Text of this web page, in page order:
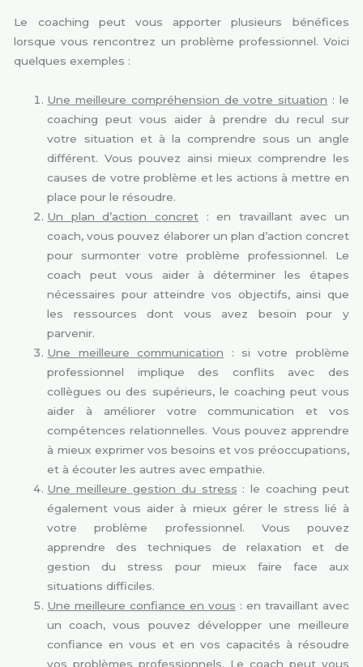
Le coaching peut vous apporter plusieurs bénéfices
lorsque vous rencontrez un problème professionnel. Voici
quelques exemples :
Une meilleure compréhension de votre situation : le
coaching peut vous aider à prendre du recul sur
votre situation et à la comprendre sous un angle
différent. Vous pouvez ainsi mieux comprendre les
causes de votre problème et les actions à mettre en
place pour le résoudre.
Un plan d’action concret : en travaillant avec un
coach, vous pouvez élaborer un plan d’action concret
pour surmonter votre problème professionnel. Le
coach peut vous aider à déterminer les étapes
nécessaires pour atteindre vos objectifs, ainsi que
les ressources dont vous avez besoin pour y
parvenir.
Une meilleure communication : si votre problème
professionnel implique des conflits avec des
collègues ou des supérieurs, le coaching peut vous
aider à améliorer votre communication et vos
compétences relationnelles. Vous pouvez apprendre
à mieux exprimer vos besoins et vos préoccupations,
et à écouter les autres avec empathie.
Une meilleure gestion du stress : le coaching peut
également vous aider à mieux gérer le stress lié à
votre problème professionnel. Vous pouvez
apprendre des techniques de relaxation et de
gestion du stress pour mieux faire face aux
situations difficiles.
Une meilleure confiance en vous : en travaillant avec
un coach, vous pouvez développer une meilleure
confiance en vous et en vos capacités à résoudre
vos problèmes professionnels. Le coach peut vous